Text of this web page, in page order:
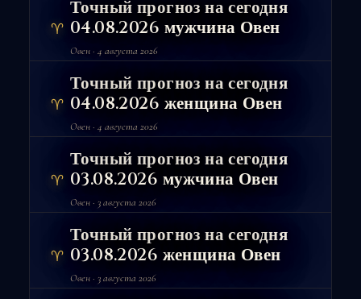
♈
Точный прогноз на сегодня
04.08.2026 мужчина Овен
Овен · 4 августа 2026
♈
Точный прогноз на сегодня
04.08.2026 женщина Овен
Овен · 4 августа 2026
♈
Точный прогноз на сегодня
03.08.2026 мужчина Овен
Овен · 3 августа 2026
♈
Точный прогноз на сегодня
03.08.2026 женщина Овен
Овен · 3 августа 2026